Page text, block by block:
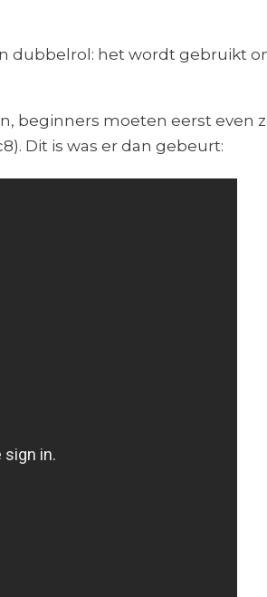
dubbelrol: het wordt gebruikt
beginners moeten eerst even
Dit is was er dan gebeurt: